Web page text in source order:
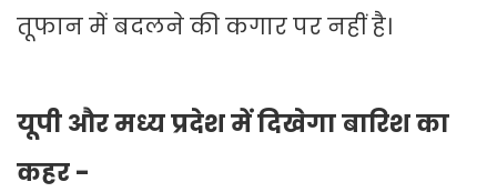
तूफान में बदलने की कगार पर नहीं है।
यूपी और मध्य प्रदेश में दिखेगा बारिश का
कहर -